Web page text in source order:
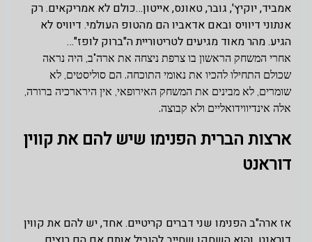
אמביד, יוקיץ', גובר, טאונס, אייטון…כולם לא אמריקאים. רק
אנתוני דיוויס ובאם אדאביו הם מהטופ העולמי. דיוויס לא
הגיע. מהר מאוד מגיעים לטריטוריית ה"ברוק לופז"…
אחרי המשחק הראשון בו צרפת ניצחה את ארה"ב, היה נראה
שכולם התחילו להכיו את נאומי התוכחה. הם סוליסטים, לא
שומרים, לא מבינים את המשחק האירופאי, אין הירארכיה ברורה,
אלה אינדיווידואליים ולא קבוצה.
ארצות הברית הפנימו שיש להם את קווין
דוראנט
אז ארה"ב הפנימו שני דברים קריטיים. אחד, יש להם את קווין